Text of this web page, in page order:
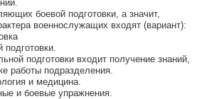
боевой подготовки, а значит,
военнослужащих входят (вариант):
подготовки.
подготовки входит получение знаний,
работы подразделения.
и медицина.
и боевые упражнения.